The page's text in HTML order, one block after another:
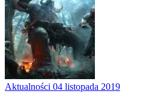
Aktualności 04 listopada 2019